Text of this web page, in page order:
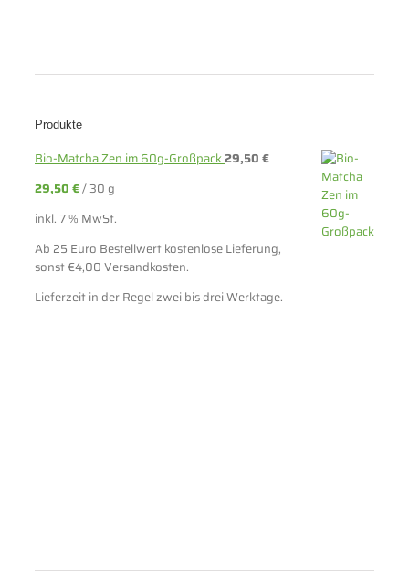
Produkte
Bio-Matcha Zen im 60g-Großpack29,50€
29,50€/30 g
inkl. 7 % MwSt.
Ab 25 Euro Bestellwert kostenlose Lieferung,
sonst €4,00 Versandkosten.
Lieferzeit in der Regel zwei bis drei Werktage.